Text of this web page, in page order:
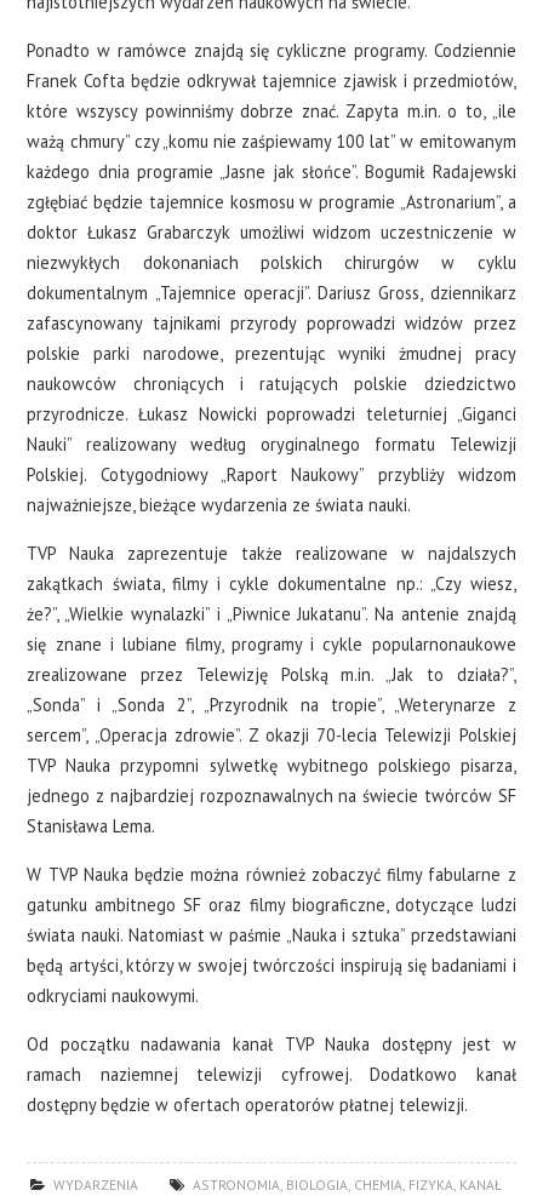
Ponadto w ramówce znajdą się cykliczne programy. Codziennie
Franek Cofta będzie odkrywał tajemnice zjawisk i przedmiotów,
które wszyscy powinniśmy dobrze znać. Zapyta m.in. o to, „ile
ważą chmury” czy „komu nie zaśpiewamy 100 lat” w emitowanym
każdego dnia programie „Jasne jak słońce”. Bogumił Radajewski
zgłębiać będzie tajemnice kosmosu w programie „Astronarium”, a
doktor Łukasz Grabarczyk umożliwi widzom uczestniczenie w
niezwykłych dokonaniach polskich chirurgów w cyklu
dokumentalnym „Tajemnice operacji”. Dariusz Gross, dziennikarz
zafascynowany tajnikami przyrody poprowadzi widzów przez
polskie parki narodowe, prezentując wyniki żmudnej pracy
naukowców chroniących i ratujących polskie dziedzictwo
przyrodnicze. Łukasz Nowicki poprowadzi teleturniej „Giganci
Nauki” realizowany według oryginalnego formatu Telewizji
Polskiej. Cotygodniowy „Raport Naukowy” przybliży widzom
najważniejsze, bieżące wydarzenia ze świata nauki.
TVP Nauka zaprezentuje także realizowane w najdalszych
zakątkach świata, filmy i cykle dokumentalne np.: „Czy wiesz,
że?”, „Wielkie wynalazki” i „Piwnice Jukatanu”. Na antenie znajdą
się znane i lubiane filmy, programy i cykle popularnonaukowe
zrealizowane przez Telewizję Polską m.in. „Jak to działa?”,
„Sonda” i „Sonda 2”, „Przyrodnik na tropie”, „Weterynarze z
sercem”, „Operacja zdrowie”. Z okazji 70-lecia Telewizji Polskiej
TVP Nauka przypomni sylwetkę wybitnego polskiego pisarza,
jednego z najbardziej rozpoznawalnych na świecie twórców SF
Stanisława Lema.
W TVP Nauka będzie można również zobaczyć filmy fabularne z
gatunku ambitnego SF oraz filmy biograficzne, dotyczące ludzi
świata nauki. Natomiast w paśmie „Nauka i sztuka” przedstawiani
będą artyści, którzy w swojej twórczości inspirują się badaniami i
odkryciami naukowymi.
Od początku nadawania kanał TVP Nauka dostępny jest w
ramach naziemnej telewizji cyfrowej. Dodatkowo kanał
dostępny będzie w ofertach operatorów płatnej telewizji.
WYDARZENIA ASTRONOMIA, BIOLOGIA, CHEMIA, FIZYKA, KANAŁ